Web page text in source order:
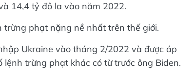
14,4 tỷ đô la vào năm 2022.
trừng phạt nặng nề nhất trên thế giới.
Ukraine vào tháng 2/2022 và được áp
lệnh trừng phạt khác có từ trước ông Biden.